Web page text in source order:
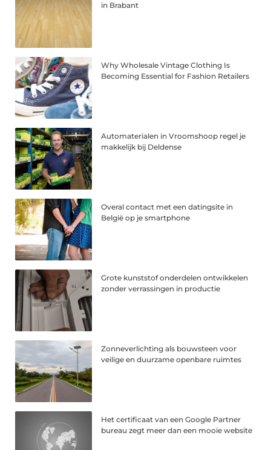
in Brabant
Why Wholesale Vintage Clothing Is
Becoming Essential for Fashion Retailers
Automaterialen in Vroomshoop regel je
makkelijk bij Deldense
Overal contact met een datingsite in
België op je smartphone
Grote kunststof onderdelen ontwikkelen
zonder verrassingen in productie
Zonneverlichting als bouwsteen voor
veilige en duurzame openbare ruimtes
Het certificaat van een Google Partner
bureau zegt meer dan een mooie website